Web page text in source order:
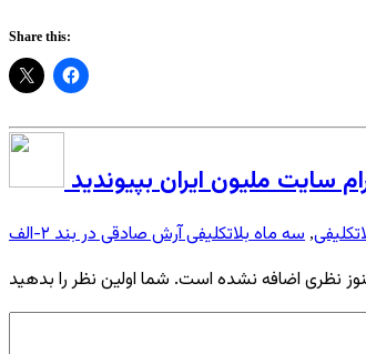
Share this:
سایت ملیون ایران بپیوندید
, سه ماه بلاتکلیفی آرش صادقی در بند ۲-الف